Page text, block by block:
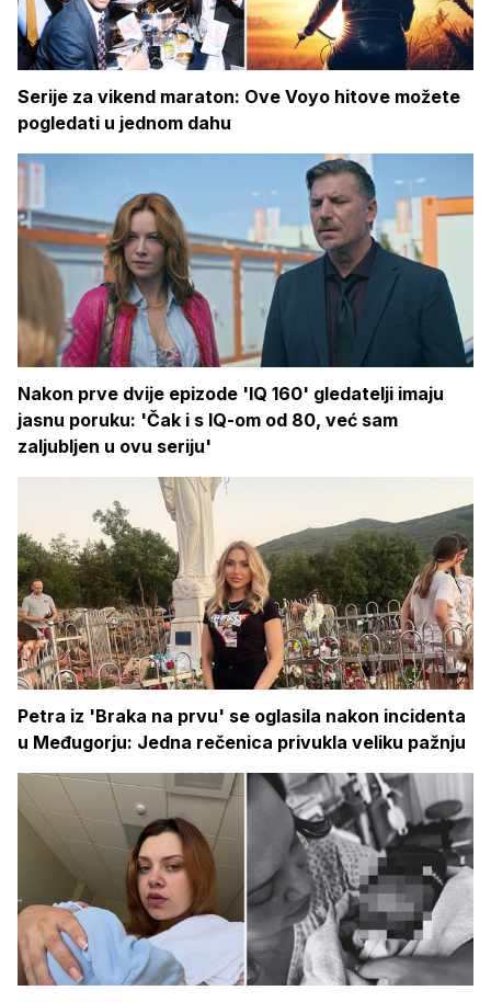
Serije za vikend maraton: Ove Voyo hitove možete
pogledati u jednom dahu
Nakon prve dvije epizode 'IQ 160' gledatelji imaju
jasnu poruku: 'Čak i s IQ-om od 80, već sam
zaljubljen u ovu seriju'
Petra iz 'Braka na prvu' se oglasila nakon incidenta
u Međugorju: Jedna rečenica privukla veliku pažnju